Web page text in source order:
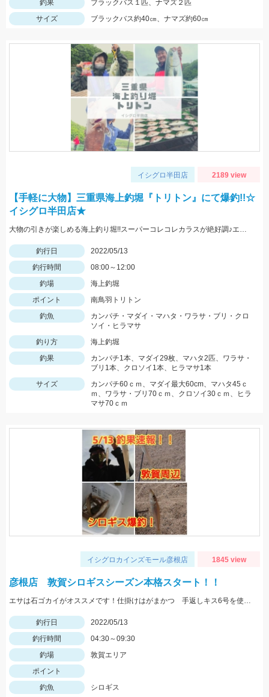
釣果
ブラックバス１匹、ナマズ２匹
サイズ
ブラックバス約40㎝、ナマズ約60㎝
イシグロ半田店 2189 view
【手軽に大物】三重県海上釣堀『トリトン』にて爆釣!!☆
イシグロ半田店★
大物の引きが楽しめる海上釣り堀!!スーパーコレコレカラスが絶好調♪エサを使い分けて釣果を伸ばしました。
釣行日
2022/05/13
釣行時間
08:00～12:00
釣場
海上釣堀
ポイント
南鳥羽トリトン
釣魚
カンパチ・マダイ・マハタ・ワラサ・ブリ・クロ
ソイ・ヒラマサ
釣り方
海上釣堀
釣果
カンパチ1本、マダイ29枚、マハタ2匹、ワラサ・
ブリ1本、クロソイ1本、ヒラマサ1本
サイズ
カンパチ60ｃｍ、マダイ最大60cm、マハタ45ｃ
ｍ、ワラサ・ブリ70ｃｍ、クロソイ30ｃｍ、ヒラ
マサ70ｃｍ
イシグロカインズモール彦根店 1845 view
彦根店 敦賀シロギスシーズン本格スタート！！
エサは石ゴカイがオススメです！仕掛けはがまかつ 手返しキス6号を使用しました
釣行日
2022/05/13
釣行時間
04:30～09:30
釣場
敦賀エリア
ポイント
釣魚
シロギス